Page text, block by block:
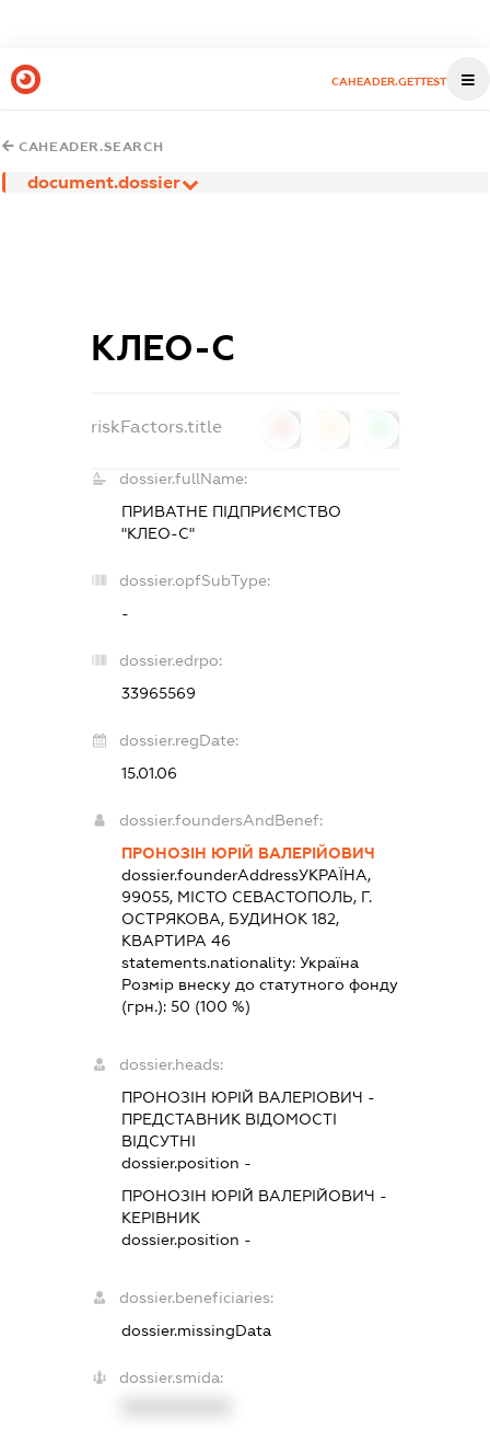
CAHEADER.GETTEST
CAHEADER.SEARCH
document.dossier
КЛЕО-С
riskFactors.title
dossier.fullName:
ПРИВАТНЕ ПІДПРИЄМСТВО
"КЛЕО-С"
dossier.opfSubType:
-
dossier.edrpo:
33965569
dossier.regDate:
15.01.06
dossier.foundersAndBenef:
ПРОНОЗІН ЮРІЙ ВАЛЕРІЙОВИЧ
dossier.founderAddressУКРАЇНА,
99055, МІСТО СЕВАСТОПОЛЬ, Г.
ОСТРЯКОВА, БУДИНОК 182,
КВАРТИРА 46
statements.nationality:Україна
Розмір внеску до статутного фонду
(грн.):50 (100 %)
dossier.heads:
ПРОНОЗІН ЮРІЙ ВАЛЕРІОВИЧ -
ПРЕДСТАВНИК ВІДОМОСТІ
ВІДСУТНІ
dossier.position -
ПРОНОЗІН ЮРІЙ ВАЛЕРІЙОВИЧ -
КЕРІВНИК
dossier.position -
dossier.beneficiaries:
dossier.missingData
dossier.smida: